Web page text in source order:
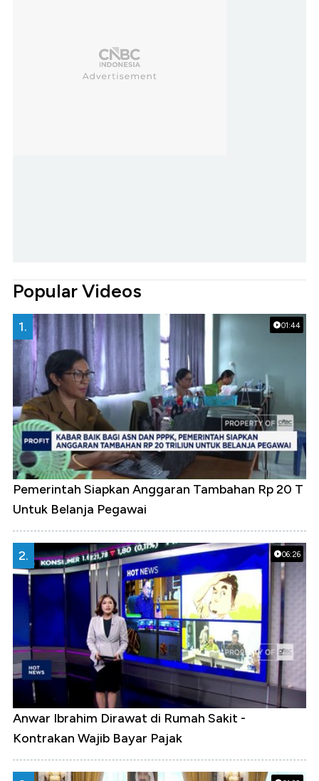
Popular Videos
01:44
1.
Pemerintah Siapkan Anggaran Tambahan Rp 20 T
Untuk Belanja Pegawai
06:26
2.
Anwar Ibrahim Dirawat di Rumah Sakit -
Kontrakan Wajib Bayar Pajak